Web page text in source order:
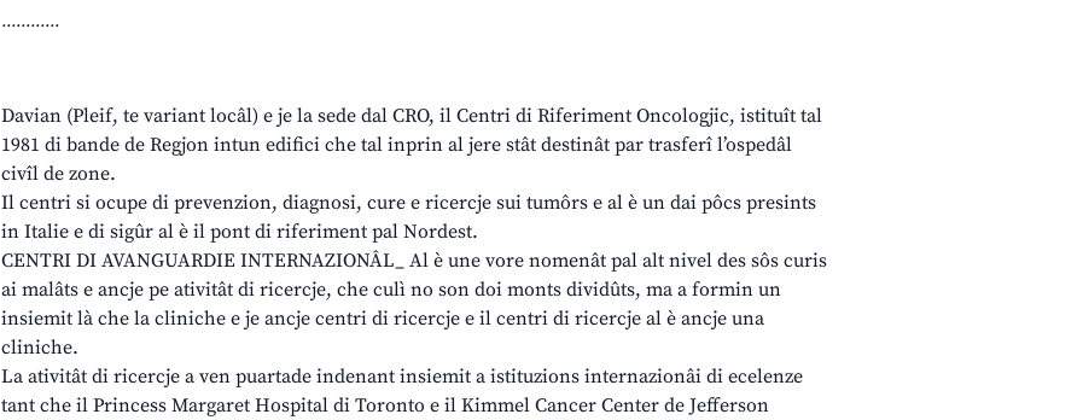
............
Davian (Pleif, te variant locâl) e je la sede dal CRO, il Centri di Riferiment Oncologjic, istituît tal
1981 di bande de Regjon intun edifici che tal inprin al jere stât destinât par trasferî l’ospedâl
civîl de zone.
Il centri si ocupe di prevenzion, diagnosi, cure e ricercje sui tumôrs e al è un dai pôcs presints
in Italie e di sigûr al è il pont di riferiment pal Nordest.
CENTRI DI AVANGUARDIE INTERNAZIONÂL_ Al è une vore nomenât pal alt nivel des sôs curis
ai malâts e ancje pe ativitât di ricercje, che culì no son doi monts dividûts, ma a formin un
insiemit là che la cliniche e je ancje centri di ricercje e il centri di ricercje al è ancje una
cliniche.
La ativitât di ricercje a ven puartade indenant insiemit a istituzions internazionâi di ecelenze
tant che il Princess Margaret Hospital di Toronto e il Kimmel Cancer Center de Jefferson